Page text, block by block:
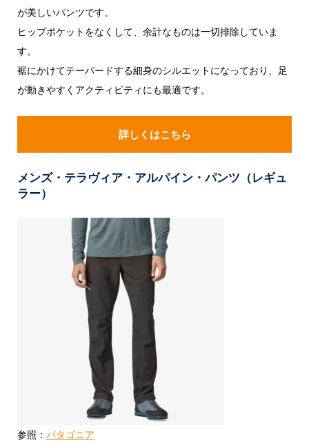
が美しいパンツです。
ヒップポケットをなくして、余計なものは一切排除していま
す。
裾にかけてテーパードする細身のシルエットになっており、足
が動きやすくアクティビティにも最適です。
詳しくはこちら
メンズ・テラヴィア・アルパイン・パンツ（レギュ
ラー）
参照： パタゴニア